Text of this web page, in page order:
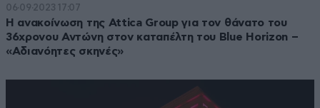
06·09·2023 17:07
Η ανακοίνωση της Attica Group για τον θάνατο του
36χρονου Αντώνη στον καταπέλτη του Blue Horizon –
«Αδιανόητες σκηνές»